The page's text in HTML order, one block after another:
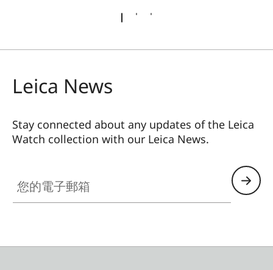
Leica News
Stay connected about any updates of the Leica
Watch collection with our Leica News.